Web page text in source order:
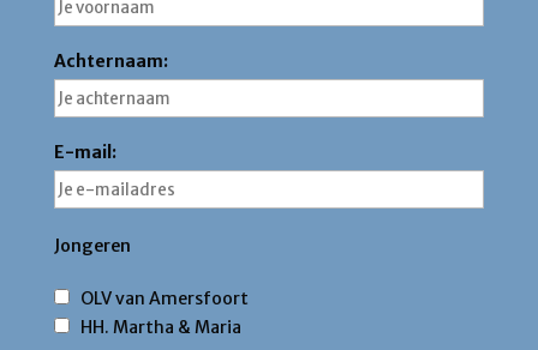
Achternaam:
E-mail:
Jongeren
OLV van Amersfoort
HH. Martha & Maria